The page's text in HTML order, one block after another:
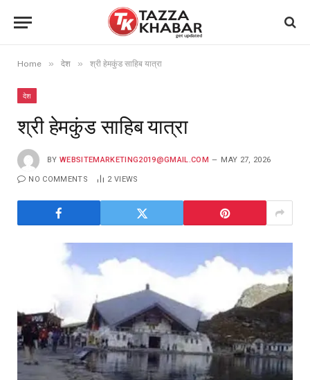
Home » देश » श्री हेमकुंड साहिब यात्रा
देश
श्री हेमकुंड साहिब यात्रा
BY WEBSITEMARKETING2019@GMAIL.COM MAY 27, 2026
NO COMMENTS 2 VIEWS